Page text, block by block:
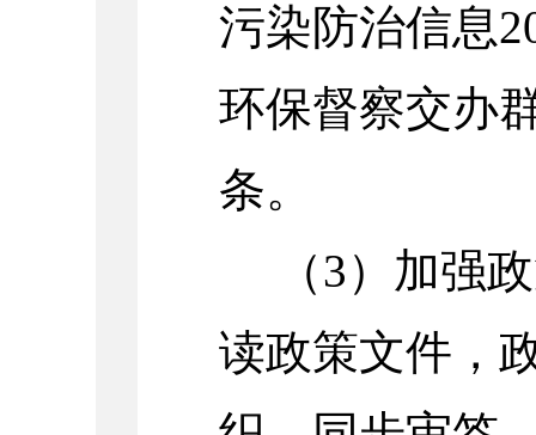
污染防治信息
环保督察交办
条。
（3）加强
读政策文件，